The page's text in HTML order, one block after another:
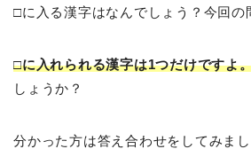
□に入る漢字はなんでしょう？今回の
□に入れられる漢字は1つだけですよ
しょうか？
分かった方は答え合わせをしてみまし